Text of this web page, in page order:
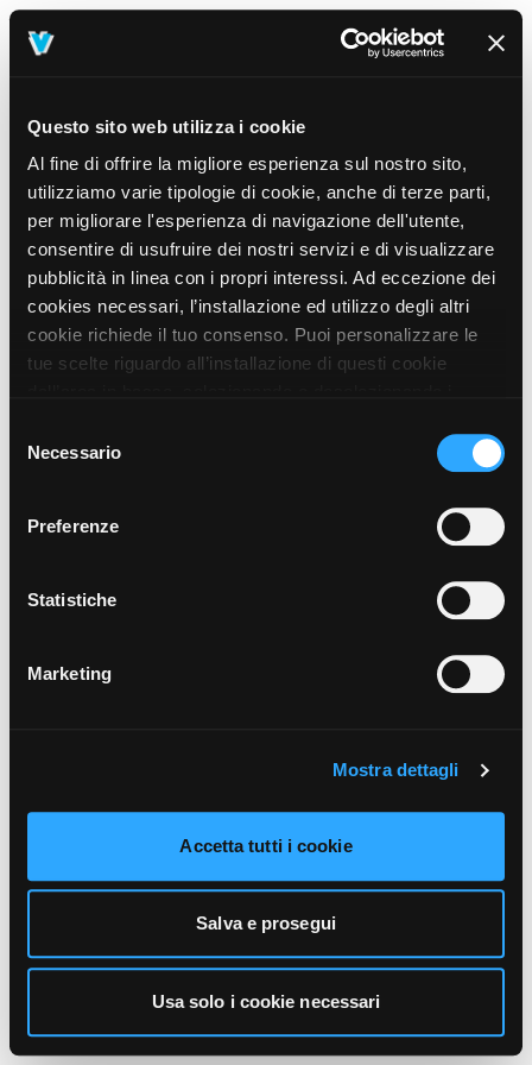
Questo sito web utilizza i cookie
Al fine di offrire la migliore esperienza sul nostro sito,
utilizziamo varie tipologie di cookie, anche di terze parti,
per migliorare l'esperienza di navigazione dell'utente,
consentire di usufruire dei nostri servizi e di visualizzare
pubblicità in linea con i propri interessi. Ad eccezione dei
cookies necessari, l’installazione ed utilizzo degli altri
cookie richiede il tuo consenso. Puoi personalizzare le
tue scelte riguardo all’installazione di questi cookie
prosegui” o decidere di accettare tutti i cookie, cliccando
sul pulsante “Accetta tutti i cookie”. Cliccando sul tasto
unicamente i cookie necessari alla navigazione. Per
funzionamento, puoi prendere visione dell’informativa
cliccando qui.
delNecessario
Preferenze
Statistiche
Marketing
Mostra dettagli
Accetta tutti i cookie
Salva e prosegui
Usa solo i cookie necessari
404